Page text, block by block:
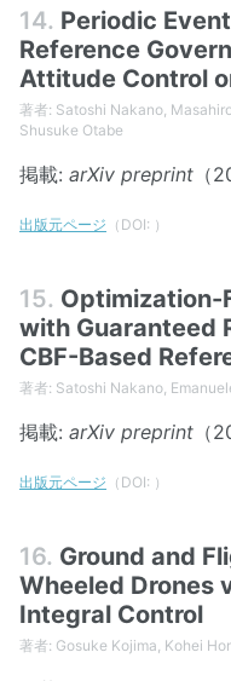
14. Periodic
Reference
Attitude Control
著者: Satoshi Nakano,
Shusuke Otabe
掲載: arXiv preprint （
出版元ページ （DOI: ）
15. Optimization-
with Guaranteed
CBF-Based
著者: Satoshi Nakano,
掲載: arXiv preprint （
出版元ページ （DOI: ）
16. Ground and
Wheeled Drones
Integral Control
著者: Gosuke Kojima, Kohei